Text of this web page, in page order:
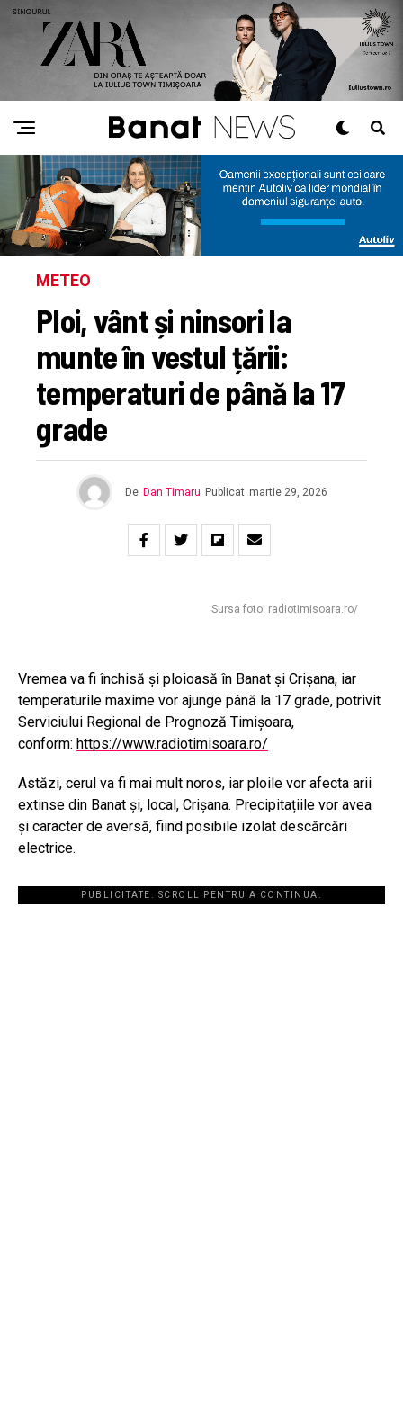
METEO
Ploi, vânt și ninsori la
munte în vestul țării:
temperaturi de până la 17
grade
De Dan Timaru Publicat martie 29, 2026
Sursa foto: radiotimisoara.ro/
Vremea va fi închisă și ploioasă în Banat și Crișana, iar
temperaturile maxime vor ajunge până la 17 grade, potrivit
Serviciului Regional de Prognoză Timișoara,
conform: https://www.radiotimisoara.ro/
Astăzi, cerul va fi mai mult noros, iar ploile vor afecta arii
extinse din Banat și, local, Crișana. Precipitațiile vor avea
și caracter de aversă, fiind posibile izolat descărcări
electrice.
PUBLICITATE. SCROLL PENTRU A CONTINUA.